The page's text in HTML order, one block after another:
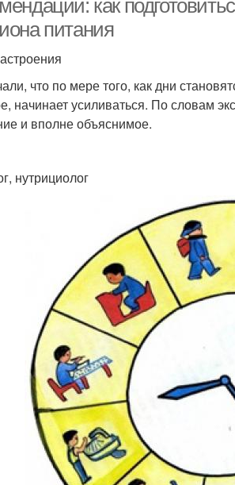
как
питания
что по мере того, как дни
начинает усиливаться. По словам
и вполне объяснимое.
нутрициолог